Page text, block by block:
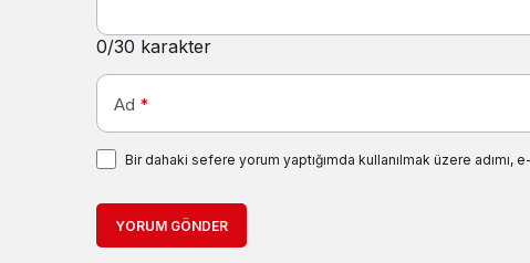
0/30 karakter
Ad *
Bir dahaki sefere yorum yaptığımda kullanılmak üzere
YORUM GÖNDER